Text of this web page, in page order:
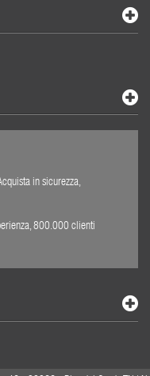
in sicurezza,
800.000 clienti